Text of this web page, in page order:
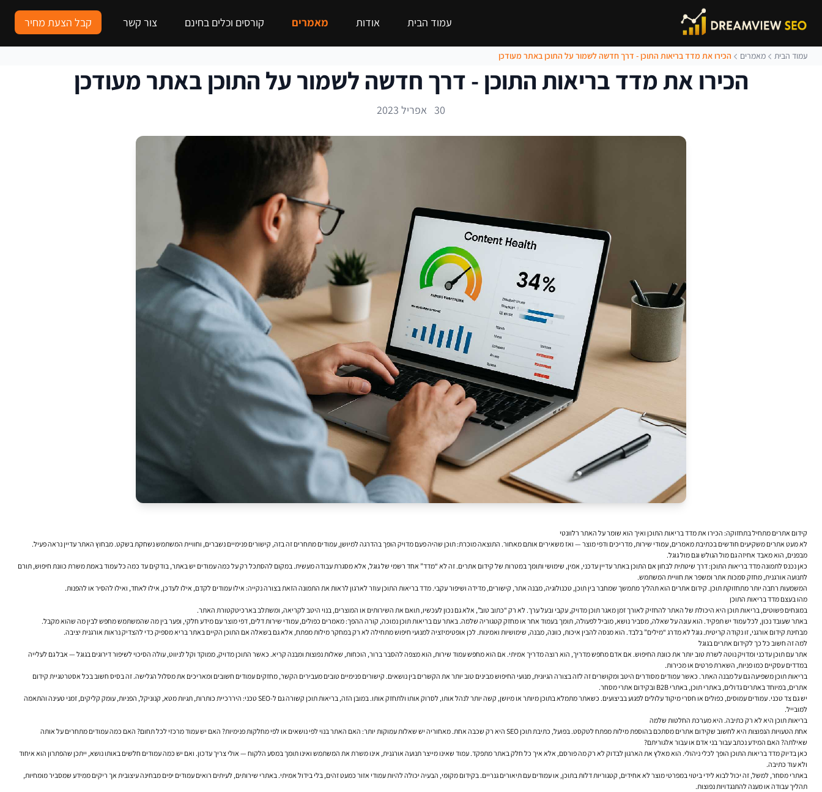
עמוד הבית אודות מאמרים קורסים וכלים בחינם צור קשר קבל הצעת מחיר
עמוד הבית מאמרים הכירו את מדד בריאות התוכן - דרך חדשה לשמור על התוכן באתר מעודכן
הכירו את מדד בריאות התוכן - דרך חדשה לשמור על התוכן באתר מעודכן
30 אפריל 2023
קידום אתרים מתחיל בתחזוקה: הכירו את מדד בריאות התוכן ואיך הוא שומר על האתר רלוונטי
לא מעט אתרים משקיעים חודשים בכתיבת מאמרים, עמודי שירות, מדריכים ודפי מוצר — ואז משאירים אותם מאחור. התוצאה מוכרת: תוכן שהיה פעם מדויק הופך בהדרגה למיושן, עמודים מתחרים זה בזה, קישורים פנימיים נשברים, וחוויית המשתמש נשחקת בשקט. מבחוץ האתר עדיין נראה פעיל.
מבפנים, הוא מאבד אחיזה גם מול הגולש וגם מול גוגל.
כאן נכנס לתמונה מדד בריאות התוכן: דרך שיטתית לבחון אם התוכן באתר עדיין עדכני, אמין, שימושי ותומך במטרות של קידום אתרים. זה לא “מדד” אחד רשמי של גוגל, אלא מסגרת עבודה מעשית. במקום להסתכל רק על כמה עמודים יש באתר, בודקים עד כמה כל עמוד באמת משרת כוונת חיפוש, תורם
לתנועה אורגנית, מחזק סמכות אתר ומשפר את חוויית המשתמש.
המשמעות רחבה יותר מתחזוקת תוכן. קידום אתרים הוא תהליך מתמשך שמחבר בין תוכן, טכנולוגיה, מבנה אתר, קישורים, מדידה ושיפור עקבי. מדד בריאות התוכן עוזר לארגון לראות את התמונה הזאת בצורה נקייה: אילו עמודים לקדם, אילו לעדכן, אילו לאחד, ואילו להסיר או להפנות.
מהו בעצם מדד בריאות התוכן
במונחים פשוטים, בריאות תוכן היא היכולת של האתר להחזיק לאורך זמן מאגר תוכן מדויק, עקבי ובעל ערך. לא רק “כתוב טוב”, אלא גם נכון לעכשיו, תואם את השירותים או המוצרים, בנוי היטב לקריאה, ומשתלב בארכיטקטורת האתר.
באתר שעובד נכון, לכל עמוד יש תפקיד. הוא עונה על שאלה, מסביר נושא, מוביל לפעולה, תומך בעמוד אחר או מחזק קטגוריה שלמה. באתר עם בריאות תוכן נמוכה, קורה ההפך: מאמרים כפולים, עמודי שירות דלים, דפי מוצר עם מידע חלקי, ופער בין מה שהמשתמש מחפש לבין מה שהוא מקבל.
מבחינת קידום אורגני, זו נקודה קריטית. גוגל לא מדרג “מילים” בלבד. הוא מנסה להבין איכות, כוונה, מבנה, שימושיות ואמינות. לכן אופטימיזציה למנועי חיפוש מתחילה לא רק במחקר מילות מפתח, אלא גם בשאלה אם התוכן הקיים באתר בריא מספיק כדי להצדיק נראות אורגנית יציבה.
למה זה חשוב כל כך לקידום אתרים בגוגל
אתר עם תוכן עדכני ומדויק נוטה לשרת טוב יותר את כוונת החיפוש. אם אדם מחפש מדריך, הוא רוצה מדריך אמיתי. אם הוא מחפש עמוד שירות, הוא מצפה להסבר ברור, הוכחות, שאלות נפוצות ומבנה קריא. כאשר התוכן מדויק, ממוקד וקל לניווט, עולה הסיכוי לשיפור דירוגים בגוגל — אבל גם לעלייה
במדדים עסקיים כמו פניות, השארת פרטים או מכירות.
בריאות תוכן משפיעה גם על מבנה האתר. כאשר עמודים מסודרים היטב ומקושרים זה לזה בצורה הגיונית, מנועי החיפוש מבינים טוב יותר את הקשרים בין נושאים. קישורים פנימיים טובים מעבירים הקשר, מחזקים עמודים חשובים ומאריכים את מסלול הגלישה. זה בסיס חשוב בכל אסטרטגיית קידום
אתרים, במיוחד באתרים גדולים, באתרי תוכן, באתרי B2B ובקידום אתרי מסחר.
יש גם צד טכני. עמודים עמוסים, כפולים או חסרי מיקוד עלולים לפגוע בביצועים. כשאתר מתמלא בתוכן מיותר או מיושן, קשה יותר לנהל אותו, לסרוק אותו ולתחזק אותו. במובן הזה, בריאות תוכן קשורה גם ל-SEO טכני: היררכיית כותרות, תגיות מטא, קנוניקל, הפניות, עומק קליקים, זמני טעינה והתאמה
למובייל.
בריאות תוכן היא לא רק כתיבה. היא מערכת החלטות שלמה
אחת הטעויות הנפוצות היא לחשוב שקידום אתרים מסתכם בהוספת מילות מפתח לטקסט. בפועל, כתיבת תוכן SEO היא רק שכבה אחת. מאחוריה יש שאלות עמוקות יותר: האם האתר בנוי לפי נושאים או לפי מחלקות פנימיות? האם יש עמוד מרכזי לכל תחום? האם כמה עמודים מתחרים על אותה
שאילתה? האם המידע נכתב עבור בני אדם או עבור אלגוריתם?
כאן בדיוק מדד בריאות התוכן הופך לכלי ניהולי. הוא מאלץ את הארגון לבדוק לא רק מה פורסם, אלא איך כל חלק באתר מתפקד. עמוד שאינו מייצר תנועה אורגנית, אינו משרת את המשתמש ואינו תומך במסע הלקוח — אולי צריך עדכון. ואם יש כמה עמודים חלשים באותו נושא, ייתכן שהפתרון הוא איחוד
ולא עוד כתיבה.
באתרי מסחר, למשל, זה יכול לבוא לידי ביטוי במפרטי מוצר לא אחידים, קטגוריות דלות בתוכן, או עמודים עם תיאורים גנריים. בקידום מקומי, הבעיה יכולה להיות עמודי אזור כמעט זהים, בלי בידול אמיתי. באתרי שירותים, לעיתים רואים עמודים יפים מבחינה עיצובית אך ריקים ממידע שמסביר מומחיות,
תהליך עבודה או מענה להתנגדויות נפוצות.